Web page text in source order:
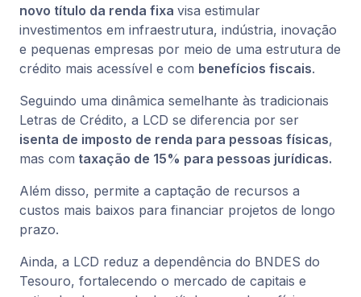
novo título da renda fixa visa estimular
investimentos em infraestrutura, indústria, inovação
e pequenas empresas por meio de uma estrutura de
crédito mais acessível e com benefícios fiscais.
Seguindo uma dinâmica semelhante às tradicionais
Letras de Crédito, a LCD se diferencia por ser
isenta de imposto de renda para pessoas físicas,
mas com taxação de 15% para pessoas jurídicas.
Além disso, permite a captação de recursos a
custos mais baixos para financiar projetos de longo
prazo.
Ainda, a LCD reduz a dependência do BNDES do
Tesouro, fortalecendo o mercado de capitais e